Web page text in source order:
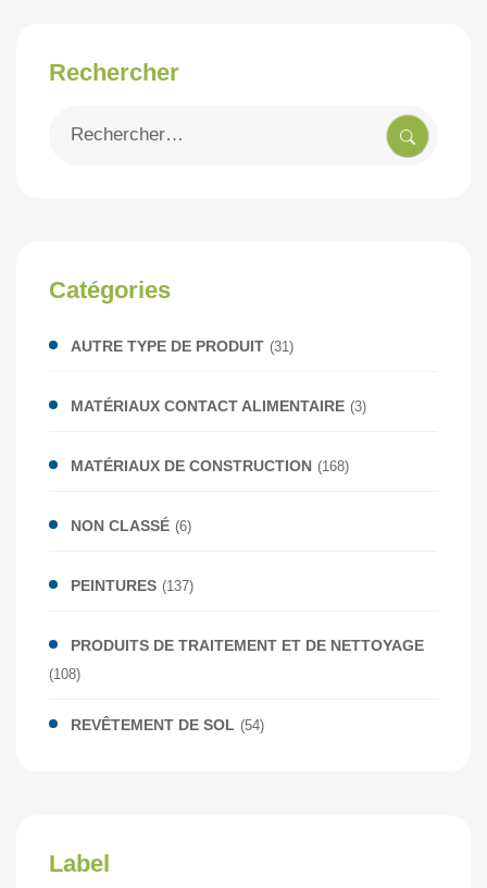
Rechercher
Catégories
AUTRE TYPE DE PRODUIT (31)
MATÉRIAUX CONTACT ALIMENTAIRE (3)
MATÉRIAUX DE CONSTRUCTION (168)
NON CLASSÉ (6)
PEINTURES (137)
PRODUITS DE TRAITEMENT ET DE NETTOYAGE
(108)
REVÊTEMENT DE SOL (54)
Label